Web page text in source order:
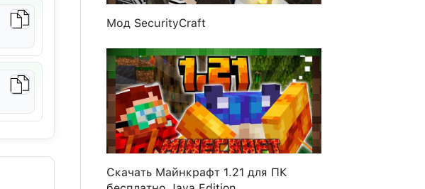
Мод SecurityCraft
Скачать Майнкрафт 1.21 для ПК